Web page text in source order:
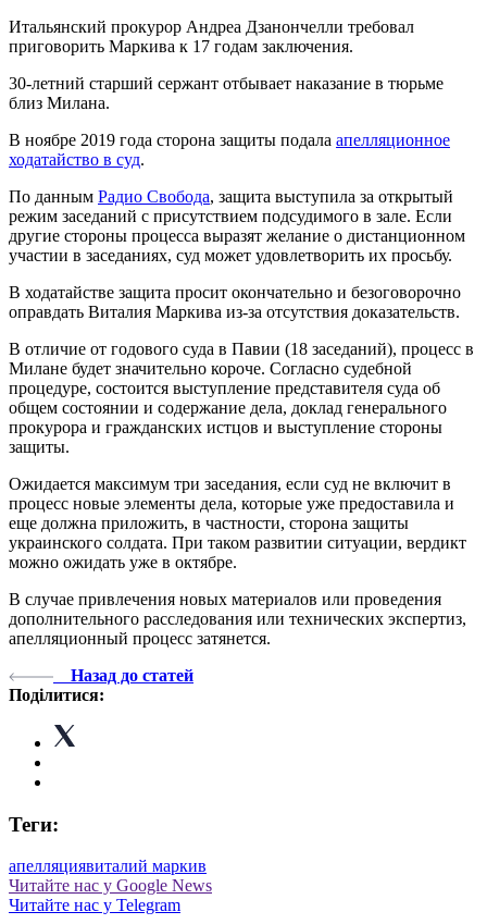
Итальянский прокурор Андреа Дзанончелли требовал
приговорить Маркива к 17 годам заключения.
30-летний старший сержант отбывает наказание в тюрьме
близ Милана.
В ноябре 2019 года сторона защиты подала апелляционное
ходатайство в суд.
По данным Радио Свобода, защита выступила за открытый
режим заседаний с присутствием подсудимого в зале. Если
другие стороны процесса выразят желание о дистанционном
участии в заседаниях, суд может удовлетворить их просьбу.
В ходатайстве защита просит окончательно и безоговорочно
оправдать Виталия Маркива из-за отсутствия доказательств.
В отличие от годового суда в Павии (18 заседаний), процесс в
Милане будет значительно короче. Согласно судебной
процедуре, состоится выступление представителя суда об
общем состоянии и содержание дела, доклад генерального
прокурора и гражданских истцов и выступление стороны
защиты.
Ожидается максимум три заседания, если суд не включит в
процесс новые элементы дела, которые уже предоставила и
еще должна приложить, в частности, сторона защиты
украинского солдата. При таком развитии ситуации, вердикт
можно ожидать уже в октябре.
В случае привлечения новых материалов или проведения
дополнительного расследования или технических экспертиз,
апелляционный процесс затянется.
Назад до статей
Поділитися:
Теги:
апелляциявиталий маркив
Читайте нас у Google News
Читайте нас у Telegram